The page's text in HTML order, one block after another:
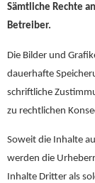
Sämtliche Rechte
Betreiber.
Die Bilder und
dauerhafte
schriftliche
zu rechtlichen
Soweit die Inhalte
werden die
Inhalte Dritter als